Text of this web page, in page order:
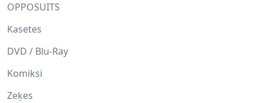
OPPOSUITS
Kasetes
DVD / Blu-Ray
Komiksi
Zeķes